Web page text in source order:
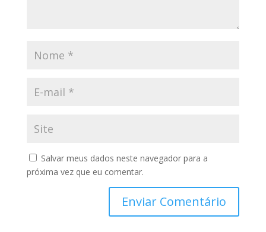
Salvar meus dados neste navegador para a
próxima vez que eu comentar.